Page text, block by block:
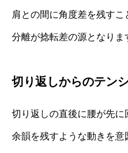
肩との間に角度差を残す
分離が捻転差の源となりま
切り返しからのテン
切り返しの直後に腰が先
余韻を残すような動きを